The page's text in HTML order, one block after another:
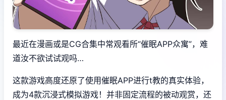
最近在漫画或是CG合集中常观看所“催眠APP众寓”，难
道汝不欲试试观吗…
这款游戏高度还原了使用催眠APP进行t教的真实体验，
成为4款沉浸式模拟游戏！并非固定流程的被动观赏，还